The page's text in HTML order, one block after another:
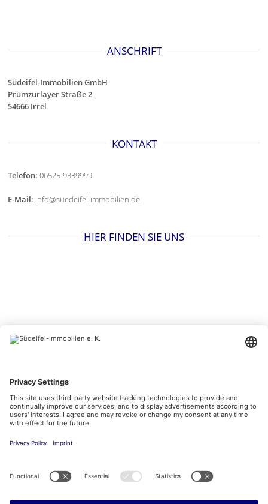
ANSCHRIFT
Südeifel-Immobilien GmbH
Prümzurlayer Straße 2
54666 Irrel
KONTAKT
Telefon: 06525-9339999
E-Mail: info@suedeifel-immobilien.de
HIER FINDEN SIE UNS
Impressum